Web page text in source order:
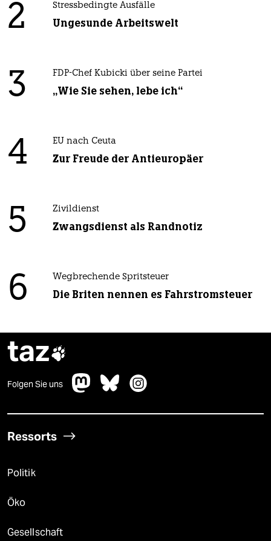
2 Stressbedingte Ausfälle
Ungesunde Arbeitswelt
3 FDP-Chef Kubicki über seine Partei
„Wie Sie sehen, lebe ich“
4 EU nach Ceuta
Zur Freude der Antieuropäer
5 Zivildienst
Zwangsdienst als Randnotiz
6 Wegbrechende Spritsteuer
Die Briten nennen es Fahrstromsteuer
taz
Folgen Sie uns
Ressorts
Politik
Öko
Gesellschaft